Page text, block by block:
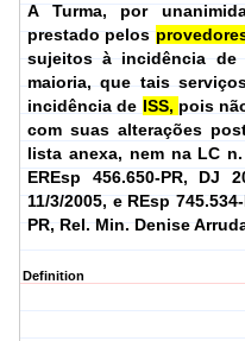
A Turma, por
prestado pelos
sujeitos à incidência de
maioria, que tais
incidência de ISS, pois
com suas alterações
lista anexa, nem na LC
EREsp 456.650-PR, DJ
11/3/2005, e REsp
PR, Rel. Min. Denise
Definition